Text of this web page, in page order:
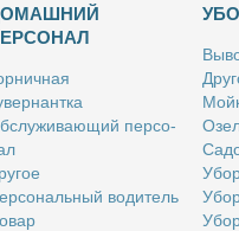
пер­со­
во­ди­тель